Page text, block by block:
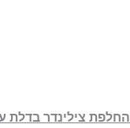
החלפת צילינדר בדלת